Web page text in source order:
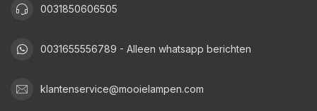
0031850606505
0031655556789 - Alleen whatsapp berichten
klantenservice@mooielampen.com